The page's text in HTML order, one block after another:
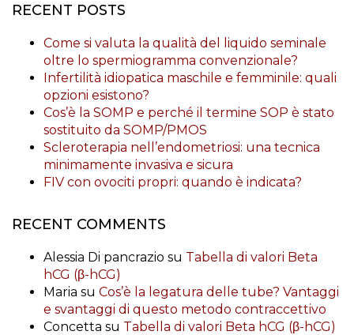
RECENT POSTS
Come si valuta la qualità del liquido seminale
oltre lo spermiogramma convenzionale?
Infertilità idiopatica maschile e femminile: quali
opzioni esistono?
Cos’è la SOMP e perché il termine SOP è stato
sostituito da SOMP/PMOS
Scleroterapia nell’endometriosi: una tecnica
minimamente invasiva e sicura
FIV con ovociti propri: quando è indicata?
RECENT COMMENTS
Alessia Di pancrazio su Tabella di valori Beta
hCG (β-hCG)
Maria su Cos’è la legatura delle tube? Vantaggi
e svantaggi di questo metodo contraccettivo
Concetta su Tabella di valori Beta hCG (β-hCG)